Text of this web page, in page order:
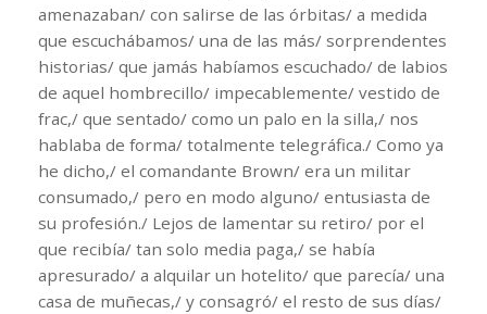
amenazaban/ con salirse de las órbitas/ a medida
que escuchábamos/ una de las más/ sorprendentes
historias/ que jamás habíamos escuchado/ de labios
de aquel hombrecillo/ impecablemente/ vestido de
frac,/ que sentado/ como un palo en la silla,/ nos
hablaba de forma/ totalmente telegráfica./ Como ya
he dicho,/ el comandante Brown/ era un militar
consumado,/ pero en modo alguno/ entusiasta de
su profesión./ Lejos de lamentar su retiro/ por el
que recibía/ tan solo media paga,/ se había
apresurado/ a alquilar un hotelito/ que parecía/ una
casa de muñecas,/ y consagró/ el resto de sus días/